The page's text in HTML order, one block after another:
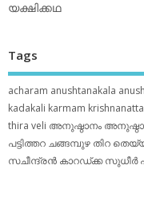
യക്ഷിക്കഥ
Tags
acharam anushtanakala
kadakali karmam
thira veli അനുഷ്ഠാനം
പട്ടിത്തറ ചങ്ങമ്പുഴ തിറ
സചീന്ദ്രന്‍ കാറഡ്ക്ക സുധീര്‍